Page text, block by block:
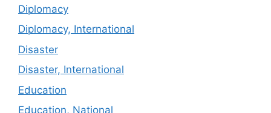
Diplomacy
Diplomacy, International
Disaster
Disaster, International
Education
Education, National